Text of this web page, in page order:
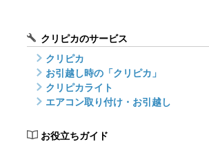
クリピカのサービス
クリピカ
お引越し時の「クリピカ」
クリピカライト
エアコン取り付け・お引越し
お役立ちガイド